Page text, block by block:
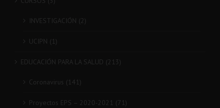
INVESTIGACIÓN (2)
UCIPN (1)
EDUCACIÓN PARA LA SALUD (213)
Coronavirus (141)
Proyectos EPS – 2020-2021 (71)